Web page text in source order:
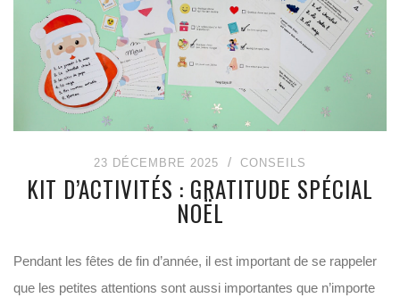
23 DÉCEMBRE 2025 CONSEILS
KIT D’ACTIVITÉS : GRATITUDE SPÉCIAL
NOËL
Pendant les fêtes de fin d’année, il est important de se rappeler
que les petites attentions sont aussi importantes que n’importe